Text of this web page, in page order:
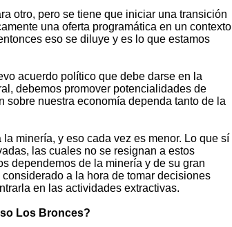
otro, pero se tiene que iniciar una transición
una oferta programática en un contexto
eso se diluye y es lo que estamos
acuerdo político que debe darse en la
debemos promover potencialidades de
nuestra economía dependa tanto de la
minería, y eso cada vez es menor. Lo que sí
las cuales no se resignan a estos
dependemos de la minería y de su gran
a la hora de tomar decisiones
en las actividades extractivas.
Los Bronces?